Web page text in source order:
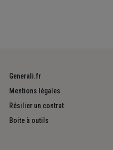
Generali.fr
Mentions légales
Résilier un contrat
Boite à outils